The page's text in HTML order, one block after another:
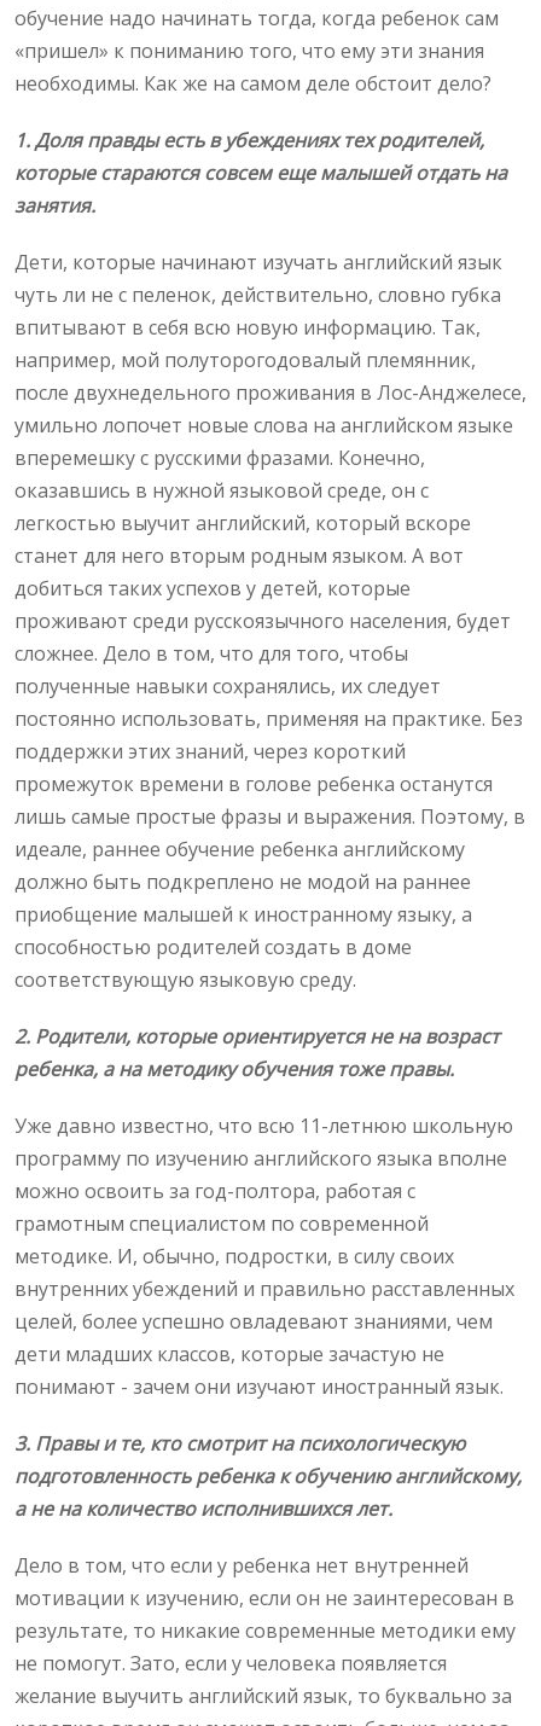
обучение надо начинать тогда, когда ребенок сам
«пришел» к пониманию того, что ему эти знания
необходимы. Как же на самом деле обстоит дело?
1. Доля правды есть в убеждениях тех родителей,
которые стараются совсем еще малышей отдать на
занятия.
Дети, которые начинают изучать английский язык
чуть ли не с пеленок, действительно, словно губка
впитывают в себя всю новую информацию. Так,
например, мой полуторогодовалый племянник,
после двухнедельного проживания в Лос-Анджелесе,
умильно лопочет новые слова на английском языке
вперемешку с русскими фразами. Конечно,
оказавшись в нужной языковой среде, он с
легкостью выучит английский, который вскоре
станет для него вторым родным языком. А вот
добиться таких успехов у детей, которые
проживают среди русскоязычного населения, будет
сложнее. Дело в том, что для того, чтобы
полученные навыки сохранялись, их следует
постоянно использовать, применяя на практике. Без
поддержки этих знаний, через короткий
промежуток времени в голове ребенка останутся
лишь самые простые фразы и выражения. Поэтому, в
идеале, раннее обучение ребенка английскому
должно быть подкреплено не модой на раннее
приобщение малышей к иностранному языку, а
способностью родителей создать в доме
соответствующую языковую среду.
2. Родители, которые ориентируется не на возраст
ребенка, а на методику обучения тоже правы.
Уже давно известно, что всю 11-летнюю школьную
программу по изучению английского языка вполне
можно освоить за год-полтора, работая с
грамотным специалистом по современной
методике. И, обычно, подростки, в силу своих
внутренних убеждений и правильно расставленных
целей, более успешно овладевают знаниями, чем
дети младших классов, которые зачастую не
понимают - зачем они изучают иностранный язык.
3. Правы и те, кто смотрит на психологическую
подготовленность ребенка к обучению английскому,
а не на количество исполнившихся лет.
Дело в том, что если у ребенка нет внутренней
мотивации к изучению, если он не заинтересован в
результате, то никакие современные методики ему
не помогут. Зато, если у человека появляется
желание выучить английский язык, то буквально за